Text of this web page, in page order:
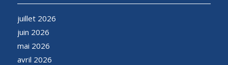
juillet 2026
juin 2026
mai 2026
avril 2026